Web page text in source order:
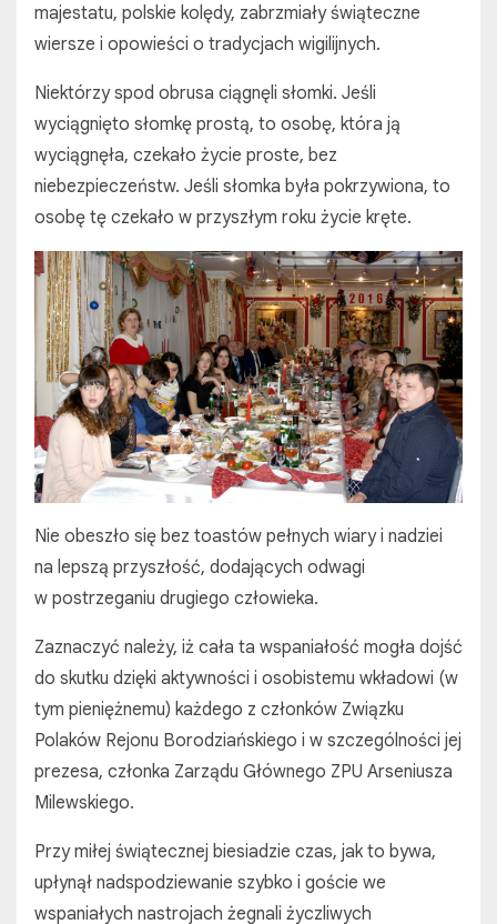
majestatu, polskie kolędy, zabrzmiały świąteczne
wiersze i opowieści o tradycjach wigilijnych.
Niektórzy spod obrusa ciągnęli słomki. Jeśli
wyciągnięto słomkę prostą, to osobę, która ją
wyciągnęła, czekało życie proste, bez
niebezpieczeństw. Jeśli słomka była pokrzywiona, to
osobę tę czekało w przyszłym roku życie kręte.
Nie obeszło się bez toastów pełnych wiary i nadziei
na lepszą przyszłość, dodających odwagi
w postrzeganiu drugiego człowieka.
Zaznaczyć należy, iż cała ta wspaniałość mogła dojść
do skutku dzięki aktywności i osobistemu wkładowi (w
tym pieniężnemu) każdego z członków Związku
Polaków Rejonu Borodziańskiego i w szczególności jej
prezesa, członka Zarządu Głównego ZPU Arseniusza
Milewskiego.
Przy miłej świątecznej biesiadzie czas, jak to bywa,
upłynął nadspodziewanie szybko i goście we
wspaniałych nastrojach żegnali życzliwych